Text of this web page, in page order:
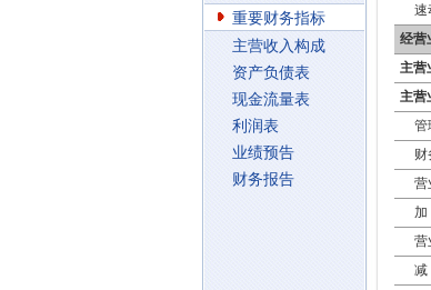
重要财务指标
主营收入构成
资产负债表
现金流量表
利润表
业绩预告
财务报告
速
经营
主营
主营
管
财
营
加
营
减